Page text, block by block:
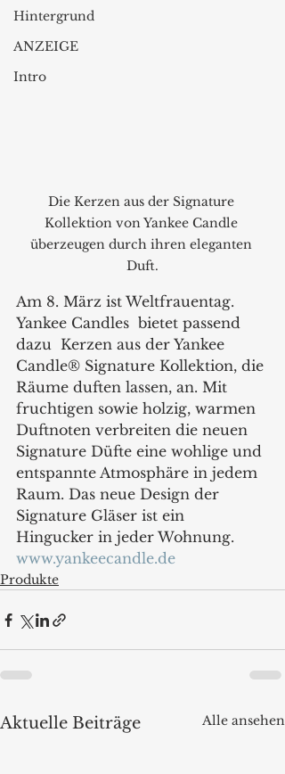
Hintergrund
ANZEIGE
Intro
Die Kerzen aus der Signature
Kollektion von Yankee Candle
überzeugen durch ihren eleganten
Duft.
Am 8. März ist Weltfrauentag.
Yankee Candles  bietet passend
dazu  Kerzen aus der Yankee
Candle® Signature Kollektion, die
Räume duften lassen, an. Mit
fruchtigen sowie holzig, warmen
Duftnoten verbreiten die neuen
Signature Düfte eine wohlige und
entspannte Atmosphäre in jedem
Raum. Das neue Design der
Signature Gläser ist ein
Hingucker in jeder Wohnung.
www.yankeecandle.de
Produkte
Aktuelle Beiträge Alle ansehen